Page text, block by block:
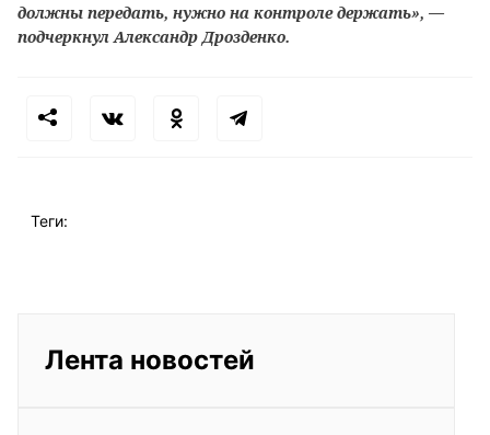
должны передать, нужно на контроле держать», —
подчеркнул Александр Дрозденко.
Теги:
Лента новостей